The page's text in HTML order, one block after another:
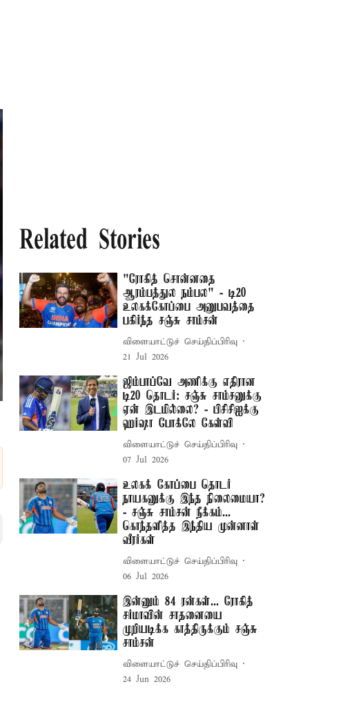
Related Stories
"ரோகித் சொன்னதை
ஆரம்பத்துல நம்பல" - டி20
உலகக்கோப்பை அனுபவத்தை
பகிர்ந்த சஞ்சு சாம்சன்
விளையாட்டுச் செய்திப்பிரிவு
21 Jul 2026
ஜிம்பாப்வே அணிக்கு எதிரான
டி20 தொடர்: சஞ்சு சாம்சனுக்கு
ஏன் இடமில்லை? - பிசிசிஐக்கு
ஹர்ஷா போக்லே கேள்வி
விளையாட்டுச் செய்திப்பிரிவு
07 Jul 2026
உலகக் கோப்பை தொடர்
நாயகனுக்கு இந்த நிலைமையா?
- சஞ்சு சாம்சன் நீக்கம்...
கொந்தளித்த இந்திய முன்னாள்
வீரர்கள்
விளையாட்டுச் செய்திப்பிரிவு
06 Jul 2026
இன்னும் 84 ரன்கள்... ரோகித்
சர்மாவின் சாதனையை
முறியடிக்க காத்திருக்கும் சஞ்சு
சாம்சன்
விளையாட்டுச் செய்திப்பிரிவு
24 Jun 2026